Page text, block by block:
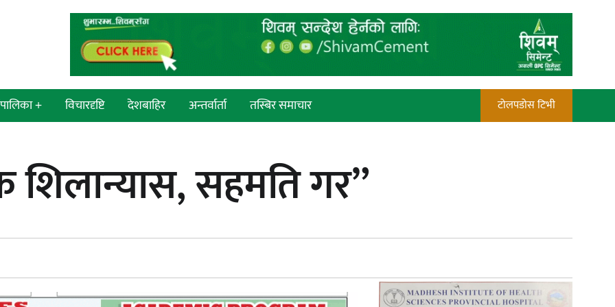
+
प्रदेश
प्रदेश
विचारदृष्टि देशबाहिर अन्तर्वार्ता तस्बिर समाचार टोलपडोस टिभी
दायित्व महत्त्वपूर्ण हुन्छ : मेयर मण्डल
निकै बलियो र जीवन्त विकास
भयो : जनमत पत्रकार संघ
शिलान्यास, सहमति गर”